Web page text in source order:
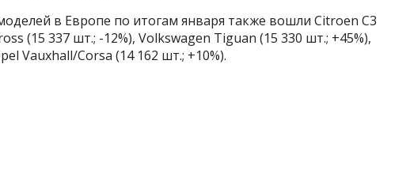
в Европе по итогам января также вошли Citroen C3
(15 337 шт.; -12%), Volkswagen Tiguan (15 330 шт.; +45%),
Vauxhall/Corsa (14 162 шт.; +10%).